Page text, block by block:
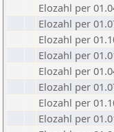
Elozahl per
Elozahl per
Elozahl per
Elozahl per
Elozahl per
Elozahl per
Elozahl per
Elozahl per